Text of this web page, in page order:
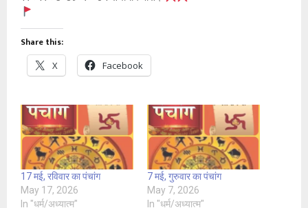
Share this:
X Facebook
17 मई, रविवार का पंचांग
May 17, 2026
In "धर्म/अध्यात्म"
7 मई, गुरुवार का पंचांग
May 7, 2026
In "धर्म/अध्यात्म"